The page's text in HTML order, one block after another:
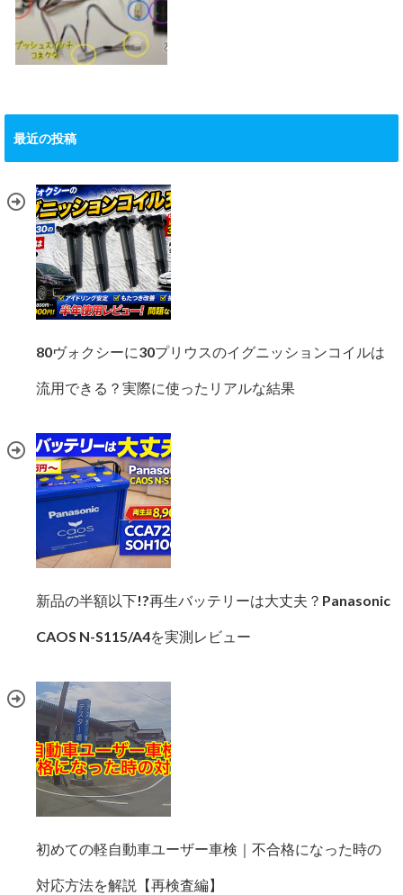
最近の投稿
80ヴォクシーに30プリウスのイグニッションコイルは
流用できる？実際に使ったリアルな結果
新品の半額以下!?再生バッテリーは大丈夫？Panasonic
CAOS N-S115/A4を実測レビュー
初めての軽自動車ユーザー車検｜不合格になった時の
対応方法を解説【再検査編】